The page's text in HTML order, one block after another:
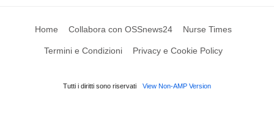
Home Collabora con OSSnews24 Nurse Times
Termini e Condizioni Privacy e Cookie Policy
Tutti i diritti sono riservati View Non-AMP Version